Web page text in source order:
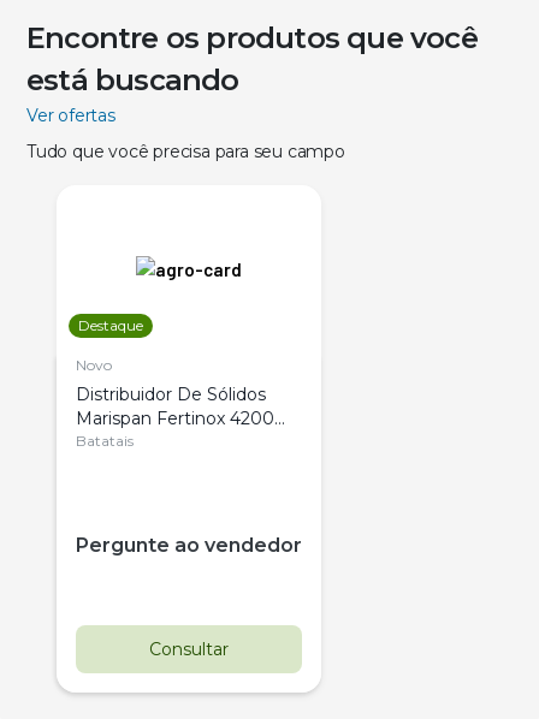
Encontre os produtos que você
está buscando
Ver ofertas
Tudo que você precisa para seu campo
Destaque
Novo
Distribuidor De Sólidos
Marispan Fertinox 4200
Citrus
Batatais
Pergunte ao vendedor
Consultar